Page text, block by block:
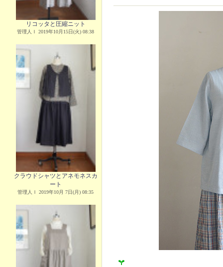
リコッタと圧縮ニット
管理人Ｉ 2019年10月15日(火) 08:38
クラウドシャツとアネモネスカ
ート
管理人Ｉ 2019年10月 7日(月) 08:35